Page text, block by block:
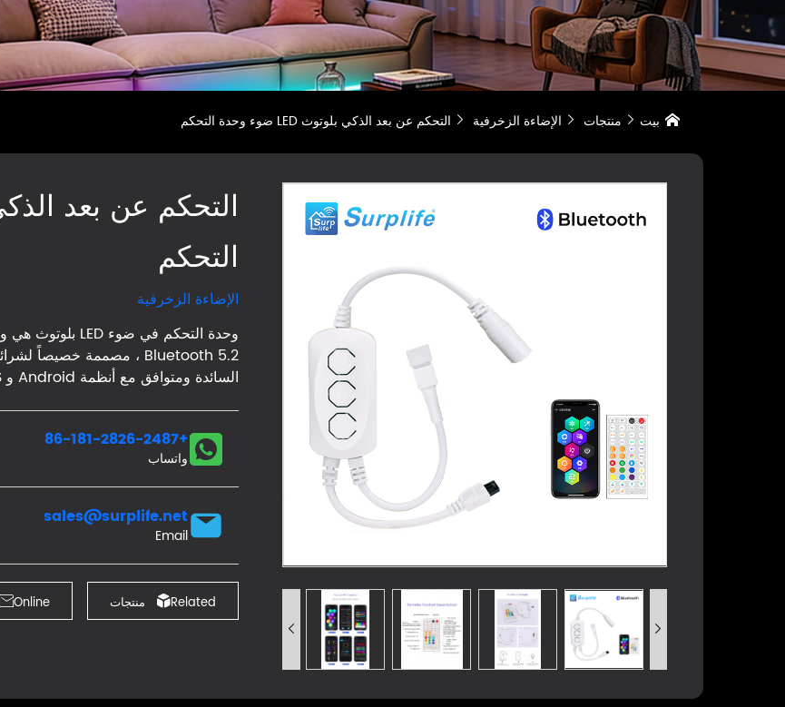
 بيت  منتجات  الإضاءة الزخرفية  التحكم عن بعد الذكي بلوتوث LED ضوء وحدة التحكم
 
التحكم
الإضاءة الزخرفية
السائدة ومتوافق مع أنظمة Android و iOS.
+86-181-2826-2487
واتساب
sales@surplife.net
Email
Related منتجات Online رسالة